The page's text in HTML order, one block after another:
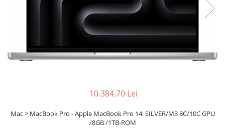
Inele Smart
Sisteme PC & Periferice
Gaming PC & Console
10.384,70 Lei
Mac > MacBook Pro - Apple MacBook Pro 14: SILVER/M3 8C/10C GPU
/8GB /1TB-ROM